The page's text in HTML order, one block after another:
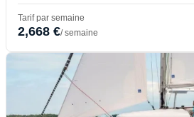
Tarif par semaine
2,668 €/ semaine